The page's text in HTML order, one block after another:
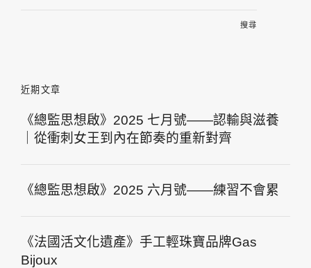
近期文章
《總監思想啟》2025 七月號——認輸與滋養
｜從衝刺女王到內在節奏的重新對齊
《總監思想啟》2025 六月號——練習不會累
《法國活文化遺產》手工輕珠寶品牌Gas
Bijoux